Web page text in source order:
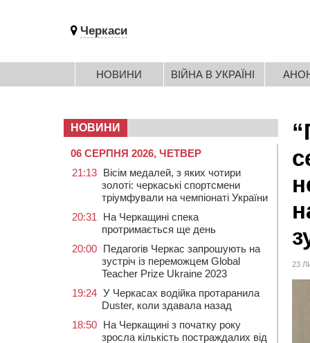
Черкаси
НОВИНИ ВІЙНА В УКРАЇНІ
23
НОВИНИ
06 СЕРПНЯ 2026, ЧЕТВЕР
21:13 Вісім медалей, з яких чотири
золоті: черкаські спортсмени
тріумфували на чемпіонаті України
20:31
На Черкащині спека
протримається ще день
20:00 Педагогів Черкас запрошують на
зустріч із переможцем Global
Teacher Prize Ukraine 2023
19:24 У Черкасах водійка протаранила
Duster, коли здавала назад
18:50 На Черкащині з початку року
зросла кількість постраждалих від